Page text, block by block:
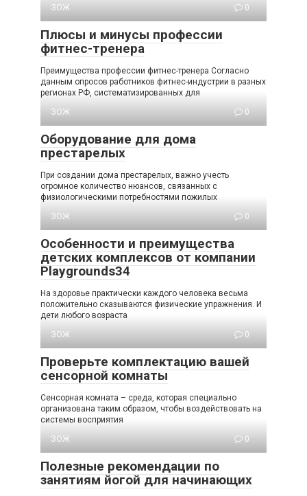
ЗОЖ
0
Плюсы и минусы профессии
фитнес-тренера
Преимущества профессии фитнес-тренера Согласно
данным опросов работников фитнес-индустрии в разных
регионах РФ, систематизированных для
ЗОЖ
0
Оборудование для дома
престарелых
При создании дома престарелых, важно учесть
огромное количество нюансов, связанных с
физиологическими потребностями пожилых
ЗОЖ
0
Особенности и преимущества
детских комплексов от компании
Playgrounds34
На здоровье практически каждого человека весьма
положительно сказываются физические упражнения. И
дети любого возраста
ЗОЖ
0
Проверьте комплектацию вашей
сенсорной комнаты
Сенсорная комната – среда, которая специально
организована таким образом, чтобы воздействовать на
системы восприятия
ЗОЖ
0
Полезные рекомендации по
занятиям йогой для начинающих